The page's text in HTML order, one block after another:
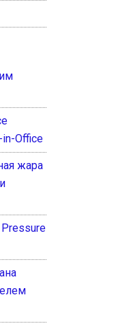
in-Office
жара